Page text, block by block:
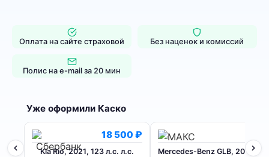
Оплата на сайте страховой Без наценок и комиссий
Полис на e-mail за 20 мин
Уже оформили Каско
18 500 ₽
Kia Rio, 2021, 123 л.с. л.с. Mercedes-Benz GLB, 2020,